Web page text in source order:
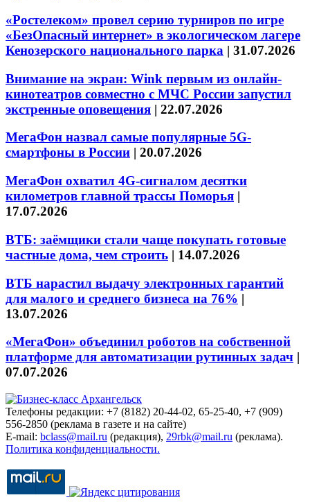
«Ростелеком» провел серию турниров по игре
«БезОпасный интернет» в экологическом лагере
Кенозерского национального парка | 31.07.2026
Внимание на экран: Wink первым из онлайн-
кинотеатров совместно с МЧС России запустил
экстренные оповещения | 22.07.2026
МегаФон назвал самые популярные 5G-
смартфоны в России | 20.07.2026
МегаФон охватил 4G-сигналом десятки
километров главной трассы Поморья |
17.07.2026
ВТБ: заёмщики стали чаще покупать готовые
частные дома, чем строить | 14.07.2026
ВТБ нарастил выдачу электронных гарантий
для малого и среднего бизнеса на 76% |
13.07.2026
«МегаФон» объединил роботов на собственной
платформе для автоматизации рутинных задач |
07.07.2026
Телефоны редакции: +7 (8182) 20-44-02, 65-25-40, +7 (909)
556-2850 (реклама в газете и на сайте)
E-mail: bclass@mail.ru (редакция), 29rbk@mail.ru (реклама).
Политика конфиденциальности.